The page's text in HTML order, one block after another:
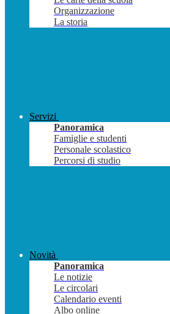
Organizzazione
La storia
Servizi
Panoramica
Famiglie e studenti
Personale scolastico
Percorsi di studio
Novità
Panoramica
Le notizie
Le circolari
Calendario eventi
Albo online